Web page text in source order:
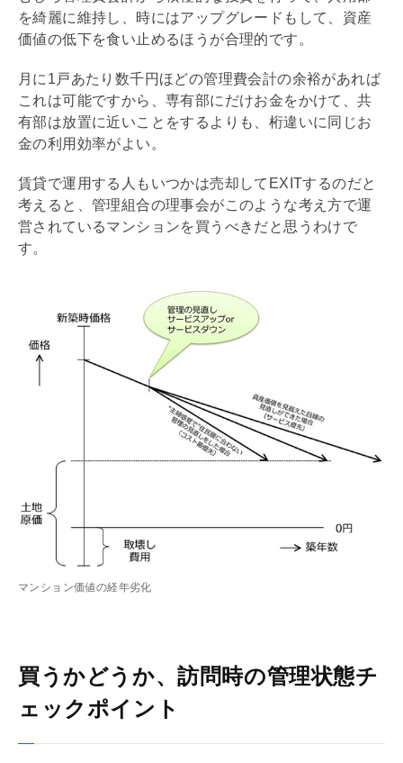
を綺麗に維持し、時にはアップグレードもして、資産
価値の低下を食い止めるほうが合理的です。
月に1戸あたり数千円ほどの管理費会計の余裕があれば
これは可能ですから、専有部にだけお金をかけて、共
有部は放置に近いことをするよりも、桁違いに同じお
金の利用効率がよい。
賃貸で運用する人もいつかは売却してEXITするのだと
考えると、 管理組合の理事会がこのような考え方で運
営されているマンションを買うべきだと思うわけで
す。
マンション価値の経年劣化
買うかどうか、訪問時の管理状態チ
ェックポイント